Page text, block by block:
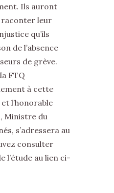
Ils auront
raconter leur
qu’ils
de l’absence
de grève.
FTQ
à cette
l’honorable
Ministre du
s’adressera au
consulter
l’étude au lien ci-